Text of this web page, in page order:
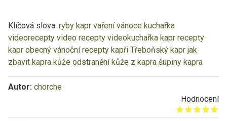
Klíčová slova: ryby kapr vaření vánoce kuchařka
videorecepty video recepty videokuchařka kapr recepty
kapr obecný vánoční recepty kapři Třeboňský kapr jak
zbavit kapra kůže odstranění kůže z kapra šupiny kapra
Autor: chorche
Hodnocení
Give it 1/5
Give it 2/5
Give it 3/5
Give it 4/5
Give it 5/5